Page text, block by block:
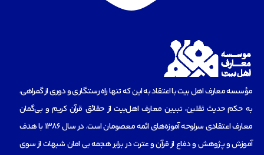
مؤسسه‌ معارف اهل بیت با اعتقاد به این که تنها راه رستگاری و دوری از گمراهی،
به حکم حدیث ثقلین، تبیین معارف اهل‌بیت از حقائق قرآن کریم و بی‌گمان
معارف اعتقادی سرلوحه آموزه‌های ائمه معصومان است، در سال 1386 با هدف
آموزش و پژوهش و دفاع از قرآن و عترت در برابر هجمه بی امان شبهات از سوی